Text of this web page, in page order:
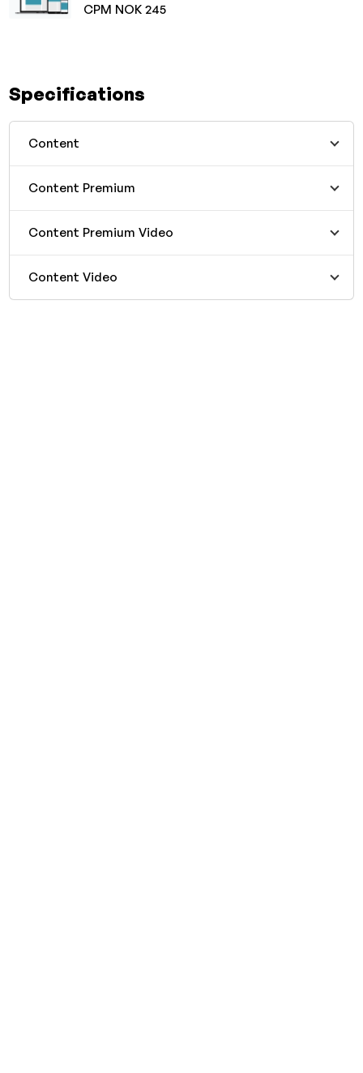
CPM NOK 245
Specifications
Content
Content Premium
Content Premium Video
Content Video